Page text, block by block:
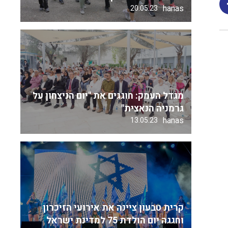
hanas
20.05.23
מגדל העמק: חוגגים את "יום הניצחון על
גרמניה הנאצית"
hanas
13.05.23
קרית טבעון ציינה את אירועי הזיכרון
וחגגה יום הולדת 75 למדינת ישראל